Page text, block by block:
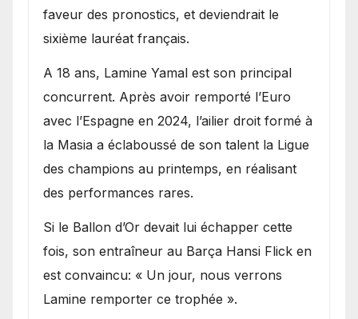
faveur des pronostics, et deviendrait le
sixième lauréat français.
A 18 ans, Lamine Yamal est son principal
concurrent. Après avoir remporté l’Euro
avec l’Espagne en 2024, l’ailier droit formé à
la Masia a éclaboussé de son talent la Ligue
des champions au printemps, en réalisant
des performances rares.
Si le Ballon d’Or devait lui échapper cette
fois, son entraîneur au Barça Hansi Flick en
est convaincu: « Un jour, nous verrons
Lamine remporter ce trophée ».